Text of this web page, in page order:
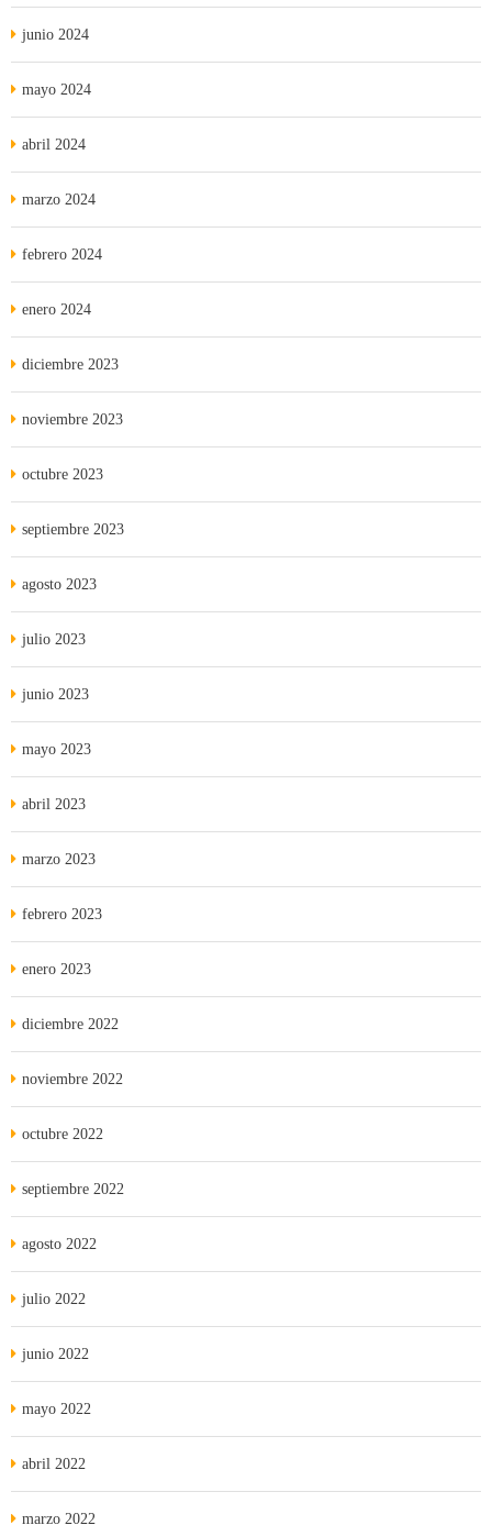
junio 2024
mayo 2024
abril 2024
marzo 2024
febrero 2024
enero 2024
diciembre 2023
noviembre 2023
octubre 2023
septiembre 2023
agosto 2023
julio 2023
junio 2023
mayo 2023
abril 2023
marzo 2023
febrero 2023
enero 2023
diciembre 2022
noviembre 2022
octubre 2022
septiembre 2022
agosto 2022
julio 2022
junio 2022
mayo 2022
abril 2022
marzo 2022